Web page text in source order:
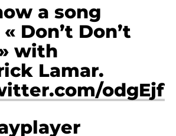
a song
Don’t Don’t
with
Lamar.